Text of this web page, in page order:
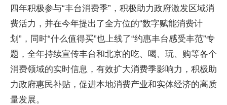
四年积极参与“丰台消费季”，积极助力政府激发区域消
费活力，并在今年提出了全方位的“数字赋能消费计
划”，同时“什么值得买”也上线了“约惠丰台感受丰范”专
题，全年持续宣传丰台和北京的吃、喝、玩、购等各个
消费领域的实时信息，有效扩大消费季影响力，积极助
力政府惠民补贴，促进本地消费产业和实体经济的高质
量发展。